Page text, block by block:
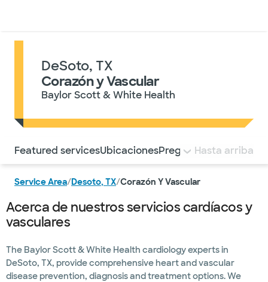
DeSoto, TX
Corazón y Vascular
Baylor Scott & White Health
Utilice esta navegación para saltar rápidamente a
Featured servicesUbicacionesPreguntas frecuentes
Hasta arriba
Service Area/Desoto, TX/Corazón Y Vascular
Acerca de nuestros servicios cardíacos y
vasculares
The Baylor Scott & White Health cardiology experts in
DeSoto, TX, provide comprehensive heart and vascular
disease prevention, diagnosis and treatment options. We